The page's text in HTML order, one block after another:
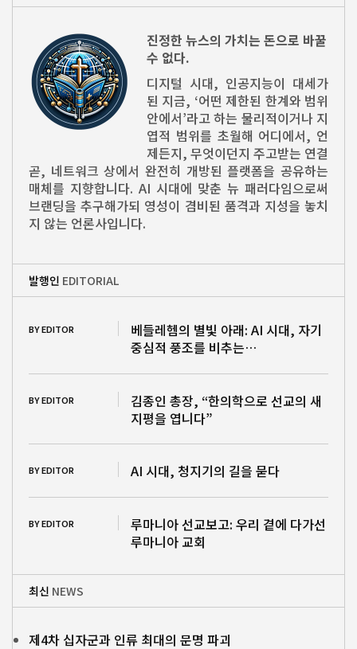
진정한 뉴스의 가치는 돈으로 바꿀
수 없다.
디지털 시대, 인공지능이 대세가
된 지금, ‘어떤 제한된 한계와 범위
안에서’라고 하는 물리적이거나 지
엽적 범위를 초월해 어디에서, 언
제든지, 무엇이던지 주고받는 연결
곧, 네트워크 상에서 완전히 개방된 플랫폼을 공유하는
매체를 지향합니다. AI 시대에 맞춘 뉴 패러다임으로써
브랜딩을 추구해가되 영성이 겸비된 품격과 지성을 놓치
지 않는 언론사입니다.
발행인 EDITORIAL
BY EDITOR
베들레헴의 별빛 아래: AI 시대, 자기
중심적 풍조를 비추는…
BY EDITOR
김종인 총장, “한의학으로 선교의 새
지평을 엽니다”
BY EDITOR AI 시대, 청지기의 길을 묻다
BY EDITOR
루마니아 선교보고: 우리 곁에 다가선
루마니아 교회
최신 NEWS
제4차 십자군과 인류 최대의 문명 파괴